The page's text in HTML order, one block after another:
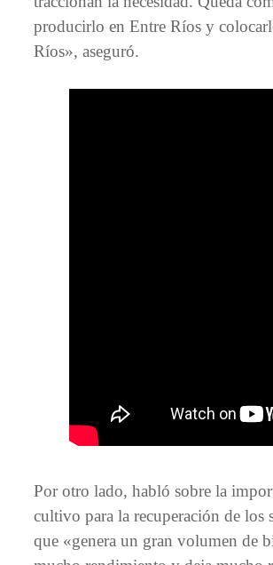
producirlo en Entre Ríos y
Ríos», aseguró.
Por otro lado, habló sobre la
cultivo para la recuperación de los
que «genera un gran volumen de